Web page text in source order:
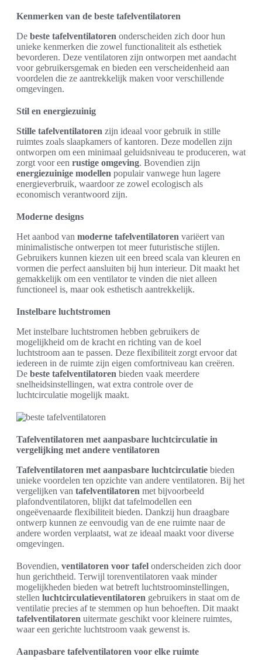
Kenmerken van de beste tafelventilatoren
De beste tafelventilatoren onderscheiden zich door hun
unieke kenmerken die zowel functionaliteit als esthetiek
bevorderen. Deze ventilatoren zijn ontworpen met aandacht
voor gebruikersgemak en bieden een verscheidenheid aan
voordelen die ze aantrekkelijk maken voor verschillende
omgevingen.
Stil en energiezuinig
Stille tafelventilatoren zijn ideaal voor gebruik in stille
ruimtes zoals slaapkamers of kantoren. Deze modellen zijn
ontworpen om een minimaal geluidsniveau te produceren, wat
zorgt voor een rustige omgeving. Bovendien zijn
energiezuinige modellen populair vanwege hun lagere
energieverbruik, waardoor ze zowel ecologisch als
economisch verantwoord zijn.
Moderne designs
Het aanbod van moderne tafelventilatoren variëert van
minimalistische ontwerpen tot meer futuristische stijlen.
Gebruikers kunnen kiezen uit een breed scala van kleuren en
vormen die perfect aansluiten bij hun interieur. Dit maakt het
gemakkelijk om een ventilator te vinden die niet alleen
functioneel is, maar ook esthetisch aantrekkelijk.
Instelbare luchtstromen
Met instelbare luchtstromen hebben gebruikers de
mogelijkheid om de kracht en richting van de koel
luchtstroom aan te passen. Deze flexibiliteit zorgt ervoor dat
iedereen in de ruimte zijn eigen comfortniveau kan creëren.
De beste tafelventilatoren bieden vaak meerdere
snelheidsinstellingen, wat extra controle over de
luchtcirculatie mogelijk maakt.
Tafelventilatoren met aanpasbare luchtcirculatie in
vergelijking met andere ventilatoren
Tafelventilatoren met aanpasbare luchtcirculatie bieden
unieke voordelen ten opzichte van andere ventilatoren. Bij het
vergelijken van tafelventilatoren met bijvoorbeeld
plafondventilatoren, blijkt dat tafelmodellen een
ongeëvenaarde flexibiliteit bieden. Dankzij hun draagbare
ontwerp kunnen ze eenvoudig van de ene ruimte naar de
andere worden verplaatst, wat ze ideaal maakt voor diverse
omgevingen.
Bovendien, ventilatoren voor tafel onderscheiden zich door
hun gerichtheid. Terwijl torenventilatoren vaak minder
mogelijkheden bieden wat betreft luchtstroominstellingen,
stellen luchtcirculatieventilatoren gebruikers in staat om de
ventilatie precies af te stemmen op hun behoeften. Dit maakt
tafelventilatoren uitermate geschikt voor kleinere ruimtes,
waar een gerichte luchtstroom vaak gewenst is.
Aanpasbare tafelventilatoren voor elke ruimte